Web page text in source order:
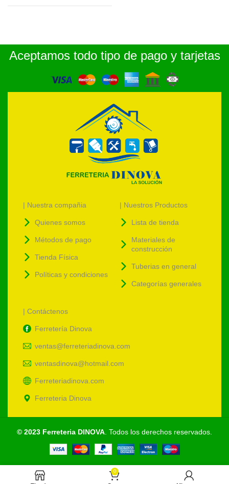
Aceptamos todo tipo de pago y tarjetas
| Nuestra compañia
Quienes somos
Métodos de pago
Tienda Física
Políticas y condiciones
| Nuestros Productos
Lista de tienda
Materiales de
construcción
Tuberias en general
Categorías generales
| Contáctenos
Ferretería Dinova
ventas@ferreteriadinova.com
ventasdinova@hotmail.com
Ferreteriadinova.com
Ferreteria Dinova
© 2023 Ferreteria DINOVA . Todos los derechos reservados.
0